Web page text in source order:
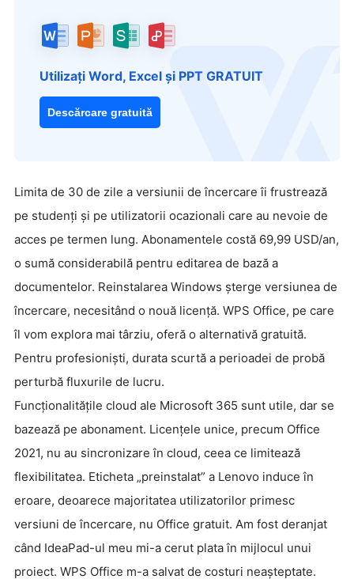
Utilizați Word, Excel și PPT GRATUIT
Descărcare gratuită
Limita de 30 de zile a versiunii de încercare îi frustrează
pe studenți și pe utilizatorii ocazionali care au nevoie de
acces pe termen lung. Abonamentele costă 69,99 USD/an,
o sumă considerabilă pentru editarea de bază a
documentelor. Reinstalarea Windows șterge versiunea de
încercare, necesitând o nouă licență. WPS Office, pe care
îl vom explora mai târziu, oferă o alternativă gratuită.
Pentru profesioniști, durata scurtă a perioadei de probă
perturbă fluxurile de lucru.
Funcționalitățile cloud ale Microsoft 365 sunt utile, dar se
bazează pe abonament. Licențele unice, precum Office
2021, nu au sincronizare în cloud, ceea ce limitează
flexibilitatea. Eticheta „preinstalat” a Lenovo induce în
eroare, deoarece majoritatea utilizatorilor primesc
versiuni de încercare, nu Office gratuit. Am fost deranjat
când IdeaPad-ul meu mi-a cerut plata în mijlocul unui
proiect. WPS Office m-a salvat de costuri neașteptate.